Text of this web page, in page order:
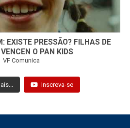
EXISTE PRESSÃO? FILHAS DE
O PAN KIDS
VF Comunica
Inscreva-se